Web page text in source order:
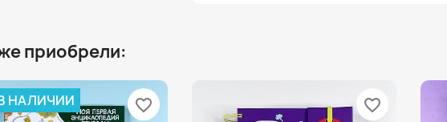
приобрели:
НАЛИЧИИ favorite_border favorite_border